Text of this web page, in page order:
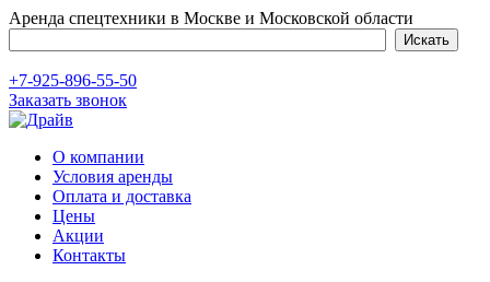
Аренда спецтехники в Москве и Московской области
+7-925-896-55-50
Заказать звонок
О компании
Условия аренды
Оплата и доставка
Цены
Акции
Контакты